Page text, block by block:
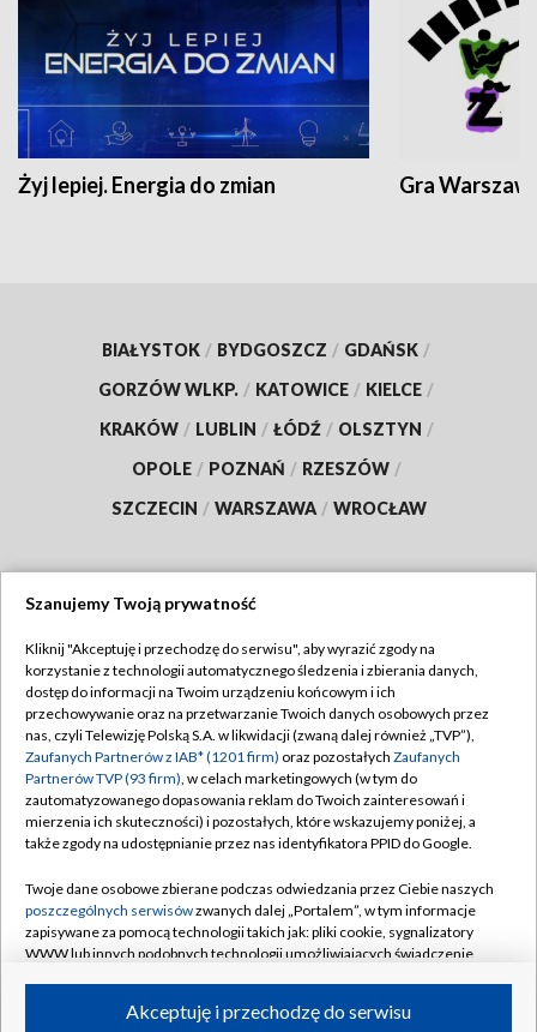
Żyj lepiej. Energia do zmian Gra
BIAŁYSTOK / BYDGOSZCZ / GDAŃSK /
GORZÓW WLKP. / KATOWICE / KIELCE /
KRAKÓW / LUBLIN / ŁÓDŹ / OLSZTYN /
OPOLE / POZNAŃ / RZESZÓW /
SZCZECIN / WARSZAWA / WROCŁAW
TVP
Abonament TVP
Emisja w TVP
Centrum informacji TVP
Naziemna Telewizja Cyfrowa
Rada Programowa
System NOS
Informacje o nadawcy
Program dla prasy
Regulamin TVP
Polityka prywatności
Moje zgody
Pomoc
Kontakt
Kanały
Szanujemy Twoją prywatność
Kliknij "Akceptuję i przechodzę do serwisu", aby wyrazić zgody na
korzystanie z technologii automatycznego śledzenia i zbierania danych,
dostęp do informacji na Twoim urządzeniu końcowym i ich
przechowywanie oraz na przetwarzanie Twoich danych osobowych przez
nas, czyli Telewizję Polską S.A. w likwidacji (zwaną dalej również „TVP”),
Zaufanych Partnerów z IAB* (1201 firm) oraz pozostałych Zaufanych
Partnerów TVP (93 firm), w celach marketingowych (w tym do
zautomatyzowanego dopasowania reklam do Twoich zainteresowań i
mierzenia ich skuteczności) i pozostałych, które wskazujemy poniżej, a
także zgody na udostępnianie przez nas identyfikatora PPID do Google.
Twoje dane osobowe zbierane podczas odwiedzania przez Ciebie naszych
poszczególnych serwisówzwanych dalej „Portalem”, w tym informacje
zapisywane za pomocą technologii takich jak: pliki cookie, sygnalizatory
WWW lub innych podobnych technologii umożliwiających świadczenie
ruchu w Internecie.Akceptuję i przechodzę do serwisu